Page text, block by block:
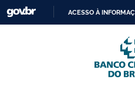
Skip to main content
ACESSO À